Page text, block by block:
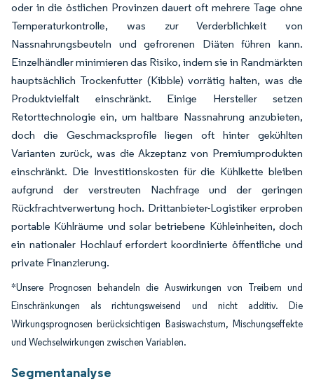
oder in die östlichen Provinzen dauert oft mehrere Tage ohne
Temperaturkontrolle, was zur Verderblichkeit von
Nassnahrungsbeuteln und gefrorenen Diäten führen kann.
Einzelhändler minimieren das Risiko, indem sie in Randmärkten
hauptsächlich Trockenfutter (Kibble) vorrätig halten, was die
Produktvielfalt einschränkt. Einige Hersteller setzen
Retorttechnologie ein, um haltbare Nassnahrung anzubieten,
doch die Geschmacksprofile liegen oft hinter gekühlten
Varianten zurück, was die Akzeptanz von Premiumprodukten
einschränkt. Die Investitionskosten für die Kühlkette bleiben
aufgrund der verstreuten Nachfrage und der geringen
Rückfrachtverwertung hoch. Drittanbieter-Logistiker erproben
portable Kühlräume und solar betriebene Kühleinheiten, doch
ein nationaler Hochlauf erfordert koordinierte öffentliche und
private Finanzierung.
*Unsere Prognosen behandeln die Auswirkungen von Treibern und
Einschränkungen als richtungsweisend und nicht additiv. Die
Wirkungsprognosen berücksichtigen Basiswachstum, Mischungseffekte
und Wechselwirkungen zwischen Variablen.
Segmentanalyse